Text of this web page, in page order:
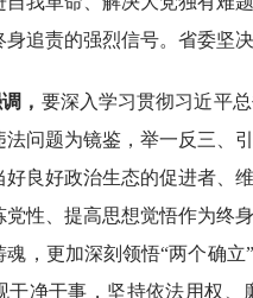
身追责的强烈信号。省委坚
， 要深入学习贯彻习近平
法问题为镜鉴，举一反三、
好良好政治生态的促进者、
党性、提高思想觉悟作为终
魂，更加深刻领悟“两个确
干净干事，坚持依法用权